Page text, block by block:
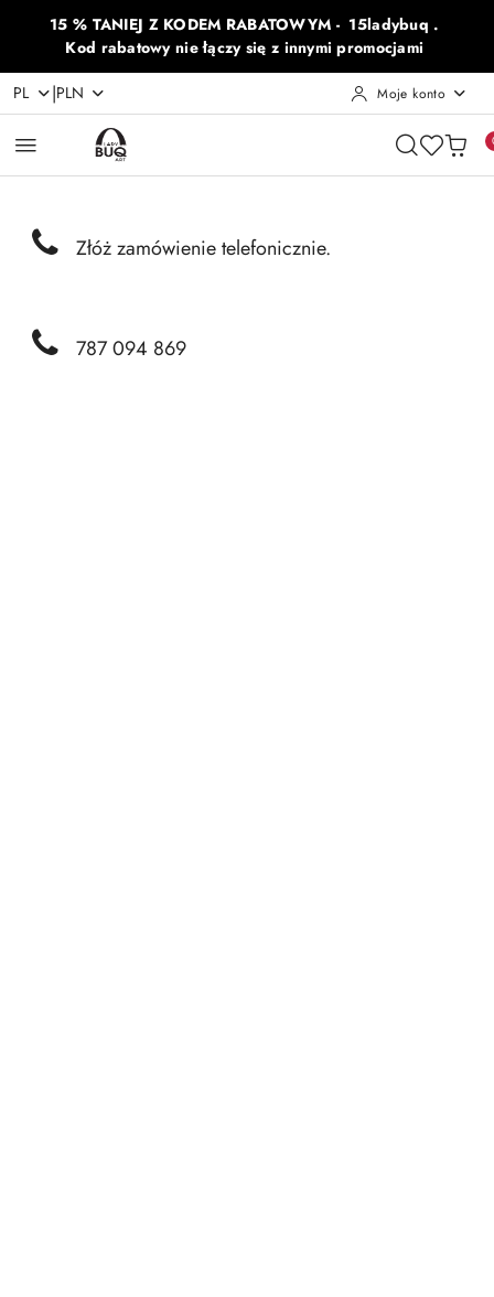
Przejdź do treści głównej
Przejdź do wyszukiwarki
Przejdź do moje konto
Przejdź do menu głównego
Przejdź do opisu produktu
Przejdź do stopki
15 % TANIEJ Z KODEM RABATOWYM - 15ladybuq .
Kod rabatowy nie łączy się z innymi promocjami
PL |PLN Moje konto
Złóż zamówienie telefonicznie.
787 094 869